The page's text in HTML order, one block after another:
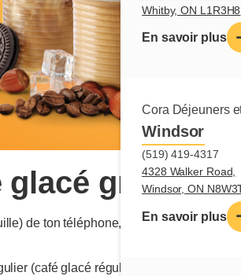
Whitby, ON L1R3H8
En savoir plus
Cora Déjeuners
Windsor
(519) 419-4317
4328 Walker Road,
Windsor, ON
En savoir plus
glacé gratuit
de ton téléphone, ou télécharge-le
(café glacé régulier, mokaccino glacé